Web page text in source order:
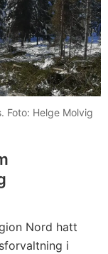
Foto: Helge Molvig
Nord hatt
i